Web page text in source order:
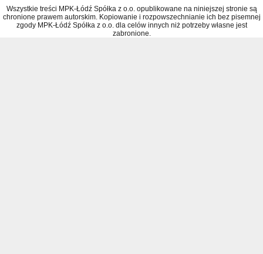
Wszystkie treści MPK-Łódź Spółka z o.o. opublikowane na niniejszej stronie są
chronione prawem autorskim. Kopiowanie i rozpowszechnianie ich bez pisemnej
zgody MPK-Łódź Spółka z o.o. dla celów innych niż potrzeby własne jest
zabronione.